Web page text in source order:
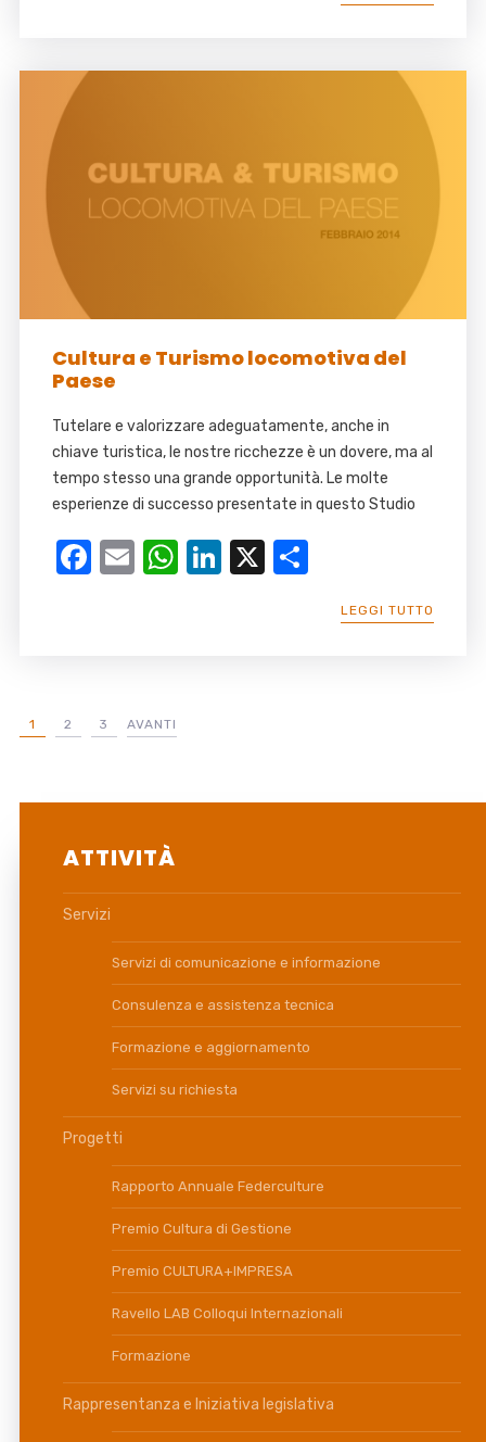
Cultura e Turismo locomotiva del
Paese
Tutelare e valorizzare adeguatamente, anche in
chiave turistica, le nostre ricchezze è un dovere, ma al
tempo stesso una grande opportunità. Le molte
esperienze di successo presentate in questo Studio
Facebook
EmailWhatsApp
LinkedIn
X Condividi
LEGGI TUTTO
1 2 3 AVANTI
ATTIVITÀ
Servizi
Servizi di comunicazione e informazione
Consulenza e assistenza tecnica
Formazione e aggiornamento
Servizi su richiesta
Progetti
Rapporto Annuale Federculture
Premio Cultura di Gestione
Premio CULTURA+IMPRESA
Ravello LAB Colloqui Internazionali
Formazione
Rappresentanza e Iniziativa legislativa